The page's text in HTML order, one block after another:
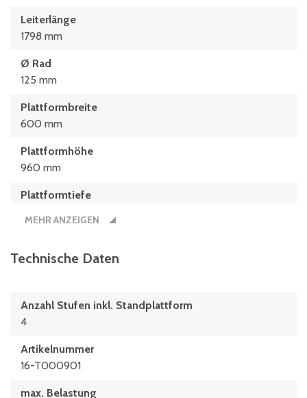
Leiterlänge
1798 mm
Ø Rad
125 mm
Plattformbreite
600 mm
Plattformhöhe
960 mm
Plattformtiefe
200 mm
MEHR ANZEIGEN
Technische Daten
Anzahl Stufen inkl. Standplattform
4
Artikelnummer
16-T000901
max. Belastung